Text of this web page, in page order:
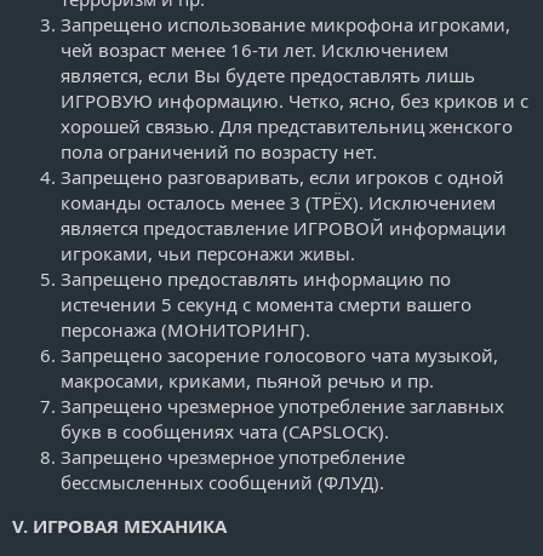
Запрещено использование микрофона игроками,
чей возраст менее 16-ти лет. Исключением
является, если Вы будете предоставлять лишь
ИГРОВУЮ информацию. Четко, ясно, без криков и с
хорошей связью. Для представительниц женского
пола ограничений по возрасту нет.
Запрещено разговаривать, если игроков с одной
команды осталось менее 3 (ТРЁХ). Исключением
является предоставление ИГРОВОЙ информации
игроками, чьи персонажи живы.
Запрещено предоставлять информацию по
истечении 5 секунд с момента смерти вашего
персонажа (МОНИТОРИНГ).
Запрещено засорение голосового чата музыкой,
макросами, криками, пьяной речью и пр.
Запрещено чрезмерное употребление заглавных
букв в сообщениях чата (CAPSLOCK).
Запрещено чрезмерное употребление
бессмысленных сообщений (ФЛУД).
V. ИГРОВАЯ МЕХАНИКА